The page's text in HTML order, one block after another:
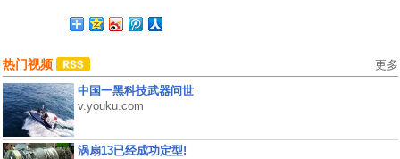
热门视频 更多
中国一黑科技武器问世
v.youku.com
涡扇13已经成功定型!